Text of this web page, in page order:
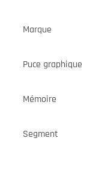
Marque
Puce graphique
Mémoire
Segment